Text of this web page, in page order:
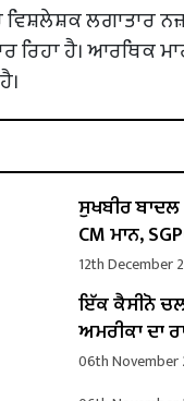
ਵਿਸ਼ਲੇਸ਼ਕ ਲਗਾਤਾਰ
ਹੈ। ਆਰਥਿਕ
ਸੁਖਬੀਰ
CM ਮਾਨ,
12th December
ਇੱਕ ਕੈਸੀਨੋ
ਅਮਰੀਕਾ ਦਾ
06th November